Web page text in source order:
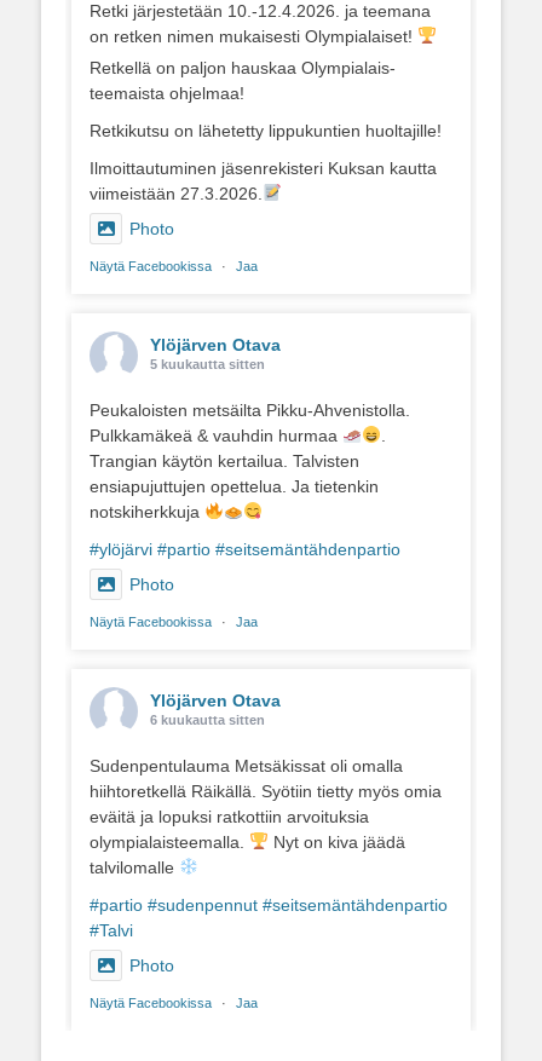
Retki järjestetään 10.-12.4.2026. ja teemana
on retken nimen mukaisesti Olympialaiset!
Retkellä on paljon hauskaa Olympialais-
teemaista ohjelmaa!
Retkikutsu on lähetetty lippukuntien huoltajille!
Ilmoittautuminen jäsenrekisteri Kuksan kautta
viimeistään 27.3.2026.
Photo
Näytä Facebookissa · Jaa
Ylöjärven Otava
5 kuukautta sitten
Peukaloisten metsäilta Pikku-Ahvenistolla.
Pulkkamäkeä & vauhdin hurmaa
Trangian käytön kertailua. Talvisten
ensiapujuttujen opettelua. Ja tietenkin
notskiherkkuja
#ylöjärvi #partio #seitsemäntähdenpartio
Photo
Näytä Facebookissa · Jaa
Ylöjärven Otava
6 kuukautta sitten
Sudenpentulauma Metsäkissat oli omalla
hiihtoretkellä Räikällä. Syötiin tietty myös omia
eväitä ja lopuksi ratkottiin arvoituksia
olympialaisteemalla.
Nyt on kiva jäädä
talvilomalle
#partio #sudenpennut #seitsemäntähdenpartio
#Talvi
Photo
Näytä Facebookissa · Jaa